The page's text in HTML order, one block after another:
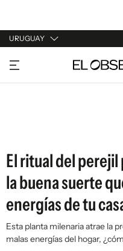
URUGUAY
URUGUAY
ARGENTINA
El ritual del
la buena suerte
energías de tu
Esta planta milenaria atrae la
malas energías del hogar,